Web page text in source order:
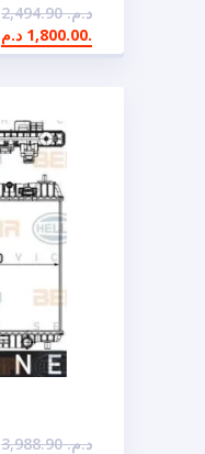
2,494.90د.م.
1,800.00د.م.
3,988.90د.م.